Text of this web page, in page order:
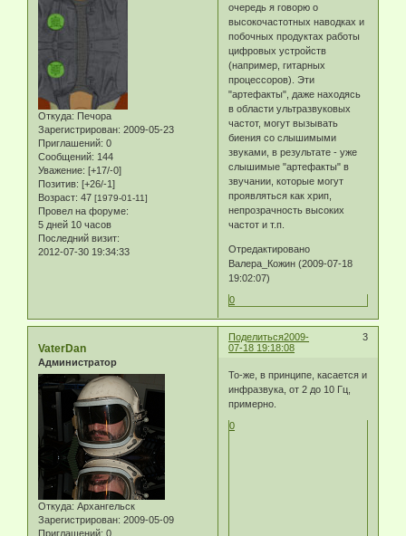
Откуда: Печора
Зарегистрирован: 2009-05-23
Приглашений: 0
Сообщений: 144
Уважение: [+17/-0]
Позитив: [+26/-1]
Возраст: 47 [1979-01-11]
Провел на форуме:
5 дней 10 часов
Последний визит:
2012-07-30 19:34:33
очередь я говорю о
высокочастотных наводках и
побочных продуктах работы
цифровых устройств
(например, гитарных
процессоров). Эти
"артефакты", даже находясь
в области ультразвуковых
частот, могут вызывать
биения со слышимыми
звуками, в результате - уже
слышимые "артефакты" в
звучании, которые могут
проявляться как хрип,
непрозрачность высоких
частот и т.п.
Отредактировано
Валера_Кожин (2009-07-18
19:02:07)
0
Поделиться 3
2009-
07-18 19:18:08
VaterDan
Администратор
Откуда: Архангельск
Зарегистрирован: 2009-05-09
Приглашений: 0
То-же, в принципе, касается и
инфразвука, от 2 до 10 Гц,
примерно.
0